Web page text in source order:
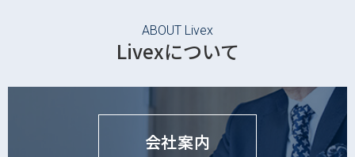
ABOUT Livex
Livexについて
会社案内